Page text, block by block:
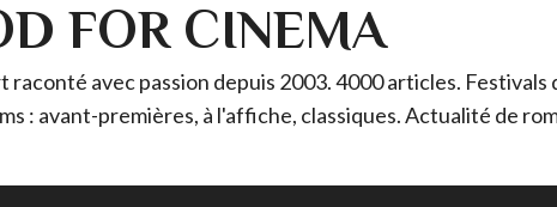
FOR CINEMA
raconté avec passion depuis 2003. 4000 articles.
: avant-premières, à l'affiche, classiques. Actualité de